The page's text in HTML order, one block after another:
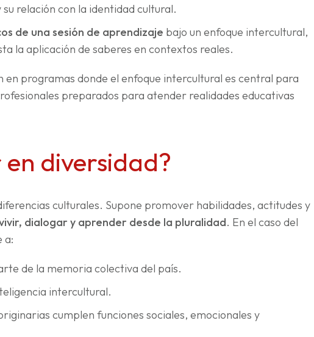
relación con la identidad cultural.
de una sesión de aprendizaje bajo un enfoque intercultural,
la aplicación de saberes en contextos reales.
programas donde el enfoque intercultural es central para
preparados para atender realidades educativas
diversidad?
culturales. Supone promover habilidades, actitudes y
dialogar y aprender desde la pluralidad. En el caso del
a:
de la memoria colectiva del país.
intercultural.
cumplen funciones sociales, emocionales y